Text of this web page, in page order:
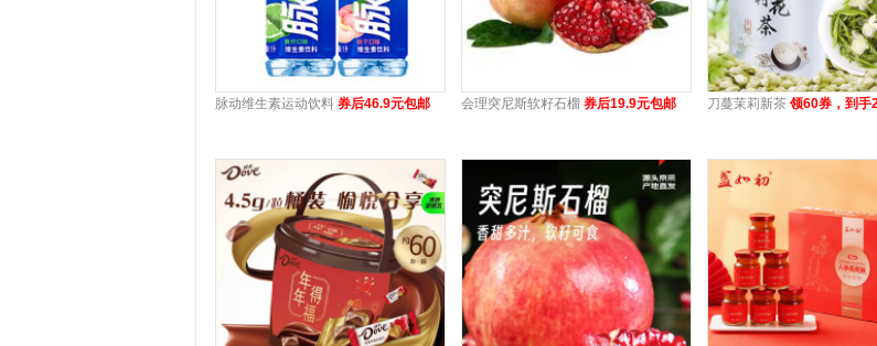
脉动维生素运动饮料 券后46.9元包邮 会理突尼斯软籽石榴 券后19.9元包邮 刀蔓茉莉新茶 领60券，到手